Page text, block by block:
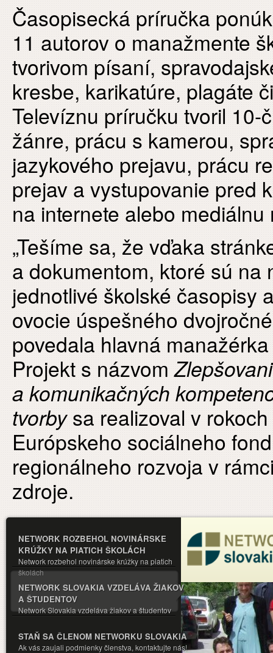
Časopisecká príručka
11 autorov o manažmente
tvorivom písaní,
kresbe, karikatúre, plagáte
Televíznu príručku tvoril
žánre, prácu s kamerou,
jazykového prejavu, prácu
prejav a vystupovanie pred
na internete alebo
„Tešíme sa, že vďaka
a dokumentom, ktoré sú na
jednotlivé školské časopisy
ovocie úspešného
povedala hlavná
Projekt s názvom
a komunikačných
tvorbysa realizoval v
Európskeho sociálneho
regionálneho rozvoja v
zdroje.
NETWORK ROZBEHOL NOVINÁRSKE
KRÚŽKY NA PIATICH ŠKOLÁCH
Network rozbehol novinárske krúžky na piatich
školách
NETWORK SLOVAKIA VZDELÁVA ŽIAKOV
A ŠTUDENTOV
Network Slovakia vzdeláva žiakov a študentov
STAŇ SA ČLENOM NETWORKU SLOVAKIA
Ak vás zaujali podmienky členstva, kontaktujte nás!